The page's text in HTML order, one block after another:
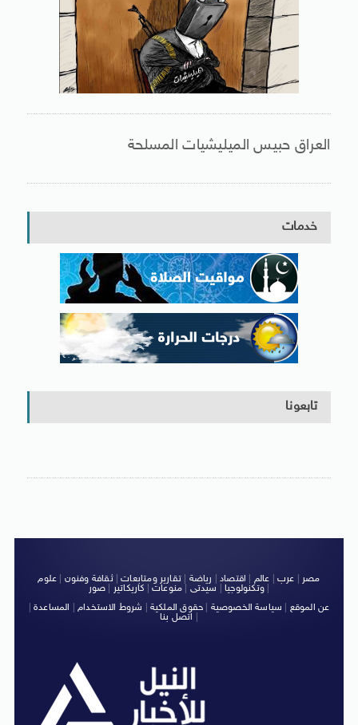
العراق حبيس الميليشيات المسلحة
خدمات
تابعونا
مصر عرب عالم اقتصاد رياضة |تقارير ومتابعات|ثقافة وفنون
علوم
وتكنولوجيا| سيدتى منوعات كاريكاتير صور
|
عن الموقع
سياسة الخصوصية حقوق الملكية شروط الاستخدام| المساعدة|
اتصل بنا